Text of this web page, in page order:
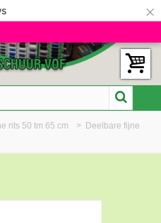
×
rits 50 tm 65 cm > Deelbare fijne